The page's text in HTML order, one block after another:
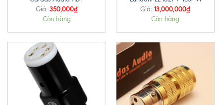
Giá: 350,000₫
Còn hàng
Giá: 13,000,000₫
Còn hàng